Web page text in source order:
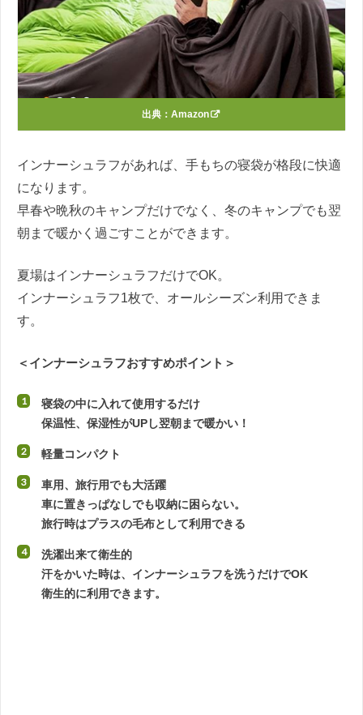
出典： Amazon
インナーシュラフがあれば、手もちの寝袋が格段に快適
になります。
早春や晩秋のキャンプだけでなく、冬のキャンプでも翌
朝まで暖かく過ごすことができます。
夏場はインナーシュラフだけでOK。
インナーシュラフ1枚で、オールシーズン利用できま
す。
＜インナーシュラフおすすめポイント＞
寝袋の中に入れて使用するだけ
保温性、保湿性がUPし翌朝まで暖かい！
軽量コンパクト
車用、旅行用でも大活躍
車に置きっぱなしでも収納に困らない。
旅行時はプラスの毛布として利用できる
洗濯出来て衛生的
汗をかいた時は、インナーシュラフを洗うだけでOK
衛生的に利用できます。